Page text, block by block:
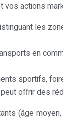
vos actions
les
en
sportifs,
offrir des
(âge